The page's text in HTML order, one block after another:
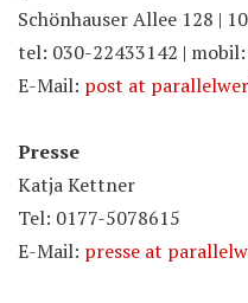
Schönhauser Allee 128 |
tel: 030-22433142 |
E-Mail: post at
Presse
Katja Kettner
Tel: 0177-5078615
E-Mail: presse at